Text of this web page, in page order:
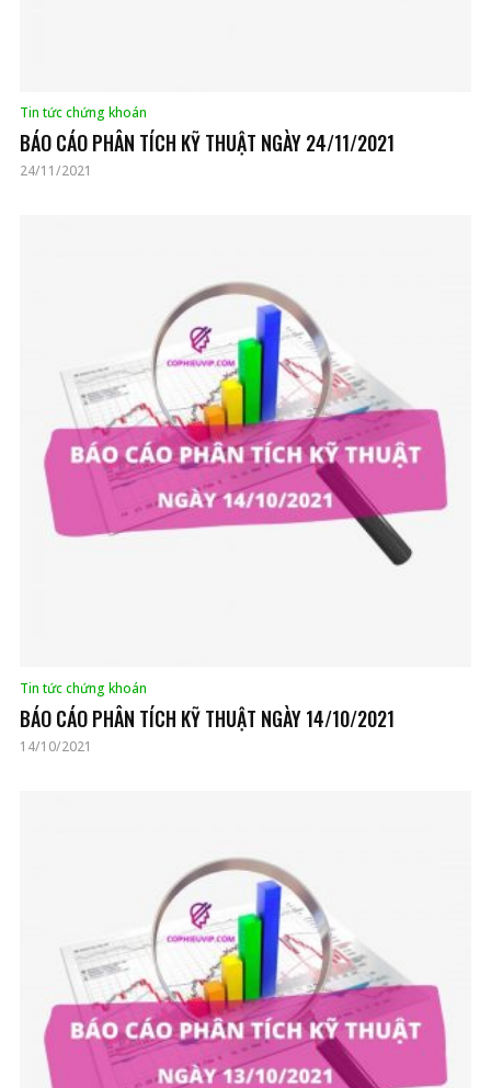
Tin tức chứng khoán
BÁO CÁO PHÂN TÍCH KỸ THUẬT NGÀY 24/11/2021
24/11/2021
Tin tức chứng khoán
BÁO CÁO PHÂN TÍCH KỸ THUẬT NGÀY 14/10/2021
14/10/2021